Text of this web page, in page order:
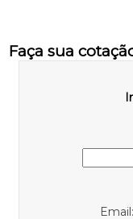
Faça sua
Email: